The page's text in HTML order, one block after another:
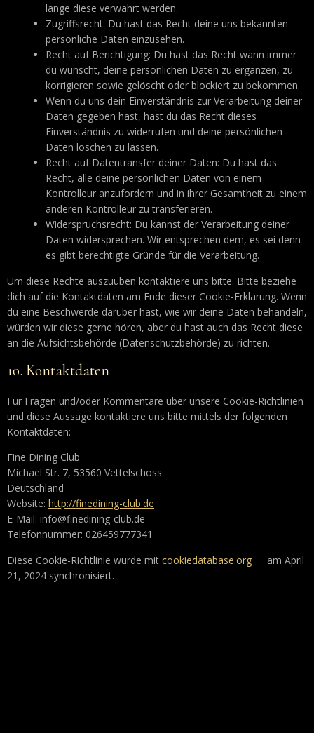
lange diese verwahrt werden.
Zugriffsrecht: Du hast das Recht deine uns bekannten
persönliche Daten einzusehen.
Recht auf Berichtigung: Du hast das Recht wann immer
du wünscht, deine persönlichen Daten zu ergänzen, zu
korrigieren sowie gelöscht oder blockiert zu bekommen.
Wenn du uns dein Einverständnis zur Verarbeitung deiner
Daten gegeben hast, hast du das Recht dieses
Einverständnis zu widerrufen und deine persönlichen
Daten löschen zu lassen.
Recht auf Datentransfer deiner Daten: Du hast das
Recht, alle deine persönlichen Daten von einem
Kontrolleur anzufordern und in ihrer Gesamtheit zu einem
anderen Kontrolleur zu transferieren.
Widerspruchsrecht: Du kannst der Verarbeitung deiner
Daten widersprechen. Wir entsprechen dem, es sei denn
es gibt berechtigte Gründe für die Verarbeitung.
Um diese Rechte auszuüben kontaktiere uns bitte. Bitte beziehe
dich auf die Kontaktdaten am Ende dieser Cookie-Erklärung. Wenn
du eine Beschwerde darüber hast, wie wir deine Daten behandeln,
würden wir diese gerne hören, aber du hast auch das Recht diese
an die Aufsichtsbehörde (Datenschutzbehörde) zu richten.
10. Kontaktdaten
Für Fragen und/oder Kommentare über unsere Cookie-Richtlinien
und diese Aussage kontaktiere uns bitte mittels der folgenden
Kontaktdaten:
Fine Dining Club
Michael Str. 7, 53560 Vettelschoss
Deutschland
Website: http://finedining-club.de
E-Mail: info@finedining-club.de
Telefonnummer: 026459777341
Diese Cookie-Richtlinie wurde mit cookiedatabase.org
am April
21, 2024 synchronisiert.